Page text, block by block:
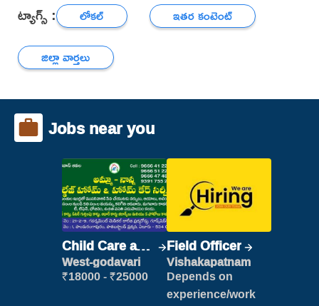
ట్యాగ్స్ : లోకల్
ఇతర కంటెంట్
జిల్లా వార్తలు
Jobs near you
Child Care and
Patient care
West-godavari
₹18000 - ₹25000
Field Officer
Vishakapatnam
Depends on
experience/work